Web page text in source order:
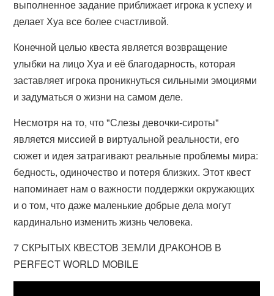
выполненное задание приближает игрока к успеху и
делает Хуа все более счастливой.
Конечной целью квеста является возвращение
улыбки на лицо Хуа и её благодарность, которая
заставляет игрока проникнуться сильными эмоциями
и задуматься о жизни на самом деле.
Несмотря на то, что "Слезы девочки-сироты"
является миссией в виртуальной реальности, его
сюжет и идея затрагивают реальные проблемы мира:
бедность, одиночество и потеря близких. Этот квест
напоминает нам о важности поддержки окружающих
и о том, что даже маленькие добрые дела могут
кардинально изменить жизнь человека.
7 СКРЫТЫХ КВЕСТОВ ЗЕМЛИ ДРАКОНОВ В
PERFECT WORLD MOBILE